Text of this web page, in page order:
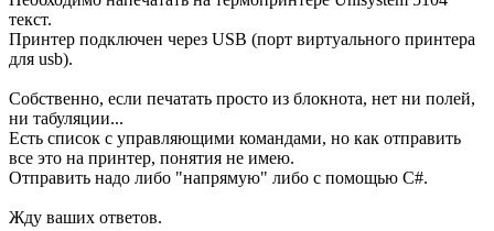
текст.
Принтер подключен через USB (порт виртуального принтера
для usb).
Собственно, если печатать просто из блокнота, нет ни полей,
ни табуляции...
Есть список с управляющими командами, но как отправить
все это на принтер, понятия не имею.
Отправить надо либо "напрямую" либо с помощью C#.
Жду ваших ответов.